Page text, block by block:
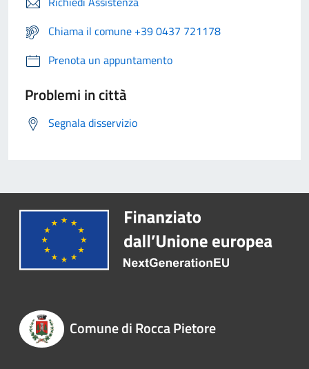
Chiama il comune +39 0437 721178
Prenota un appuntamento
Problemi in città
Segnala disservizio
Comune di Rocca Pietore